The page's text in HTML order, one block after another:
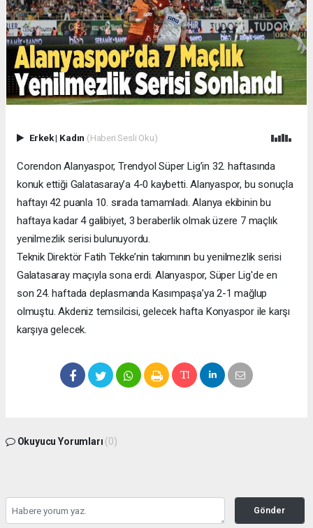
Erkek| Kadın (Haberi Sesli Oku)
Corendon Alanyaspor, Trendyol Süper Lig’in 32. haftasında
konuk ettiği Galatasaray’a 4-0 kaybetti. Alanyaspor, bu sonuçla
haftayı 42 puanla 10. sırada tamamladı. Alanya ekibinin bu
haftaya kadar 4 galibiyet, 3 beraberlik olmak üzere 7 maçlık
yenilmezlik serisi bulunuyordu.
Teknik Direktör Fatih Tekke’nin takımının bu yenilmezlik serisi
Galatasaray maçıyla sona erdi. Alanyaspor, Süper Lig'de en
son 24. haftada deplasmanda Kasımpaşa’ya 2-1 mağlup
olmuştu. Akdeniz temsilcisi, gelecek hafta Konyaspor ile karşı
karşıya gelecek.
Okuyucu Yorumları (0)
Gönder